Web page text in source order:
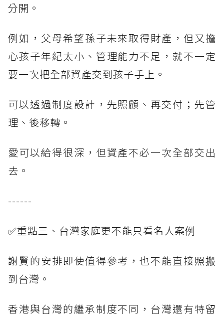
分開。
例如，父母希望孫子未來取得財產，但又擔
心孩子年紀太小、管理能力不足，就不一定
要一次把全部資產交到孩子手上。
可以透過制度設計，先照顧、再交付；先管
理、後移轉。
愛可以給得很深，但資產不必一次全部交出
去。
------
✅重點三、台灣家庭更不能只看名人案例
謝賢的安排即使值得參考，也不能直接照搬
到台灣。
香港與台灣的繼承制度不同，台灣還有特留